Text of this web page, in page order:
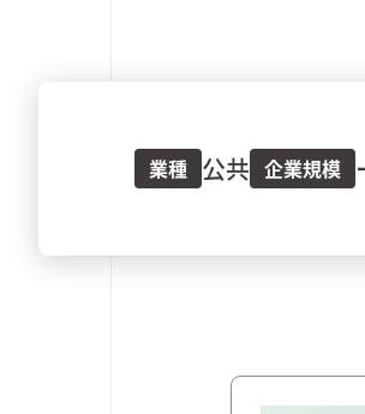
流通／小売
業種 公共 企業規模